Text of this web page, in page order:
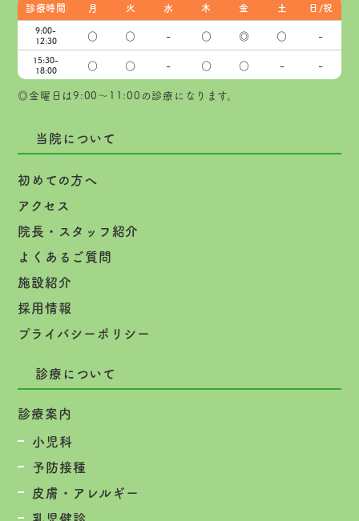
診療時間 月 火 水 木 金 土 日/祝
9:00-
12:30
○ ○ - ○ ◎ ○ -
15:30-
18:00
○ ○ - ○ ○ - -
◎金曜日は9:00～11:00の診療になります。
当院について
初めての方へ
アクセス
院長・スタッフ紹介
よくあるご質問
施設紹介
採用情報
プライバシーポリシー
診療について
診療案内
小児科
予防接種
皮膚・アレルギー